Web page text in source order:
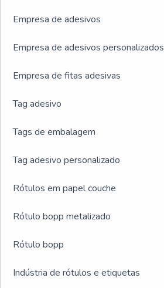
Empresa de adesivos
Empresa de adesivos personalizados
Empresa de fitas adesivas
Tag adesivo
Tags de embalagem
Tag adesivo personalizado
Rótulos em papel couche
Rótulo bopp metalizado
Rótulo bopp
Indústria de rótulos e etiquetas